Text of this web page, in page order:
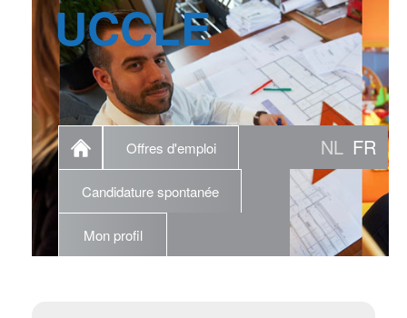
UCCLE
Offres d'emploi
Candidature spontanée
Mon profil
NL FR